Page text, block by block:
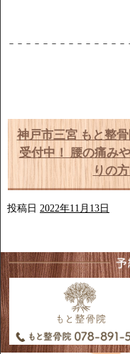
－－－－－－－－－－－－－
神戸市三宮 もと整
受付中！ 腰の痛み
りの
投稿日 2022年11月13日